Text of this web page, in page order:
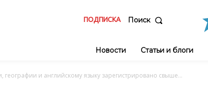
ПОДПИСКА Поиск
Новости Статьи и блоги
географии и английскому языку зарегистрировано свыше...